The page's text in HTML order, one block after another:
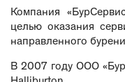
Компания
целью оказания
направленного
В 2007 году ООО